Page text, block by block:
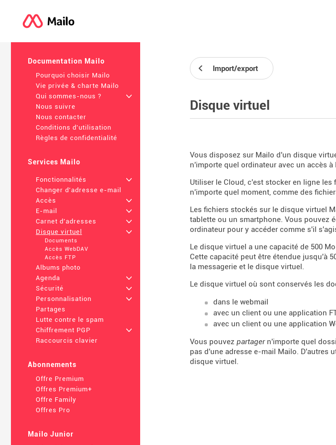
Documentation Mailo
Pourquoi choisir Mailo
Vie privée & charte Mailo
Qui sommes-nous ?
+
Nous suivre
Nous contacter
Conditions d'utilisation
Règles de confidentialité
Services Mailo
Fonctionnalités
+
Changer d'adresse e-mail
Accès
+
E-mail
+
Carnet d'adresses
+
Disque virtuel
+
Documents
Accès WebDAV
Accès FTP
Albums photo
Agenda
+
Sécurité
+
Personnalisation
+
Partages
Lutte contre le spam
Chiffrement PGP
+
Raccourcis clavier
Abonnements
Offre Premium
Offres Premium+
Offre Family
Offres Pro
Mailo Junior
Import/export
Disque virtuel
Vous disposez sur Mailo d'un disque
n'importe quel ordinateur avec un accès à
Utiliser le Cloud, c'est stocker en ligne
n'importe quel moment, comme des
Les fichiers stockés sur le disque virtuel
tablette ou un smartphone. Vous pouvez
ordinateur pour y accéder comme s'il
Le disque virtuel a une capacité de 500
Cette capacité peut être étendue jusqu'à
la messagerie et le disque virtuel.
Le disque virtuel où sont conservés les
dans le webmail
avec un client ou une application
avec un client ou une application
Vous pouvez partagern'importe quel
pas d'une adresse e-mail Mailo. D'autres
disque virtuel.